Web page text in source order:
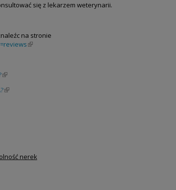
się z lekarzem weterynarii.
na stronie
(link is external)
(link is external)
(link is external)
nerek